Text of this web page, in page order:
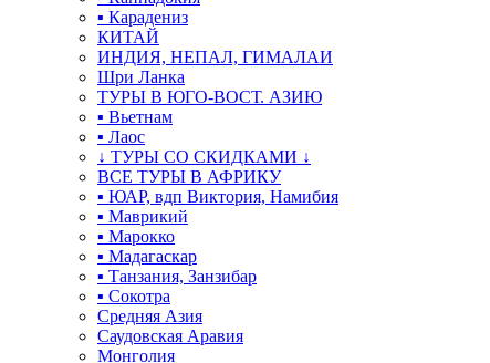
▪ Карадениз
КИТАЙ
ИНДИЯ, НЕПАЛ, ГИМАЛАИ
Шри Ланка
ТУРЫ В ЮГО-ВОСТ. АЗИЮ
▪ Вьетнам
▪ Лаос
↓ ТУРЫ СО СКИДКАМИ ↓
ВСЕ ТУРЫ В АФРИКУ
▪ ЮАР, вдп Виктория, Намибия
▪ Маврикий
▪ Марокко
▪ Мадагаскар
▪ Танзания, Занзибар
▪ Сокотра
Средняя Азия
Саудовская Аравия
Монголия